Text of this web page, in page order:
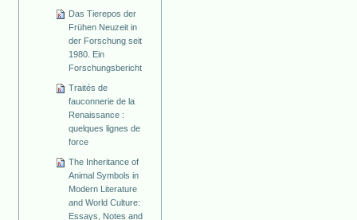
Das Tierepos der
Frühen Neuzeit in
der Forschung seit
1980. Ein
Forschungsbericht
Traités de
fauconnerie de la
Renaissance :
quelques lignes de
force
The Inheritance of
Animal Symbols in
Modern Literature
and World Culture:
Essays, Notes and